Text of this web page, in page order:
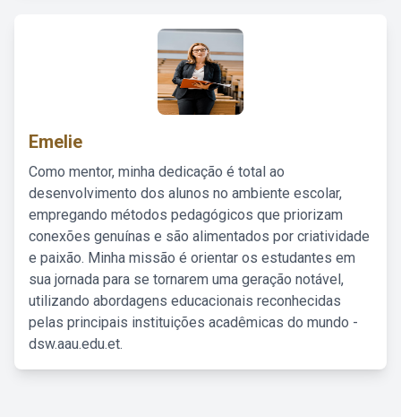
Emelie
Como mentor, minha dedicação é total ao
desenvolvimento dos alunos no ambiente escolar,
empregando métodos pedagógicos que priorizam
conexões genuínas e são alimentados por criatividade
e paixão. Minha missão é orientar os estudantes em
sua jornada para se tornarem uma geração notável,
utilizando abordagens educacionais reconhecidas
pelas principais instituições acadêmicas do mundo -
dsw.aau.edu.et.